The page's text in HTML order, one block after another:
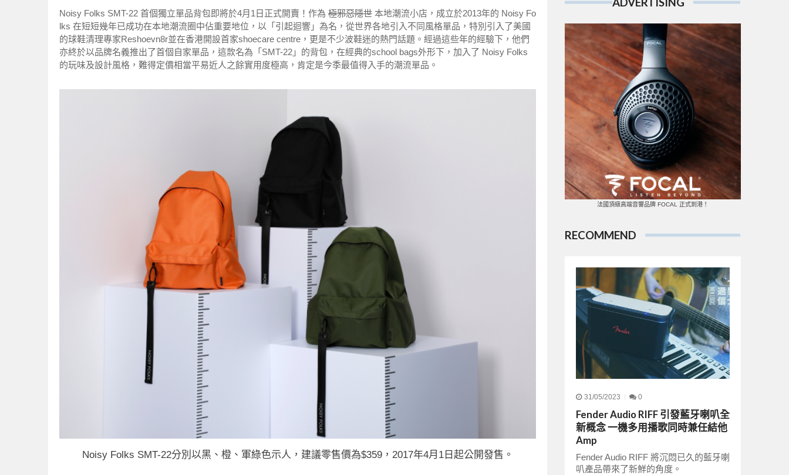
Noisy Folks SMT-22 首個獨立單品背包即將於4月1日正式開賣！作為極邪惡隱世本地潮流小店，成立於2013年的 Noisy Fo
lks 在短短幾年已成功在本地潮流圈中佔重要地位，以「引起迴響」為名，從世界各地引入不同風格單品，特別引入了美國
的球鞋清理專家Reshoevn8r並在香港開設首家shoecare centre，更是不少波鞋迷的熱門話題。經過這些年的經驗下，他們
亦終於以品牌名義推出了首個自家單品，這款名為「SMT-22」的背包，在經典的school bags外形下，加入了 Noisy Folks
的玩味及設計風格，難得定價相當平易近人之餘實用度極高，肯定是今季最值得入手的潮流單品。
Noisy Folks SMT-22分別以黑、橙、軍綠色示人，建議零售價為$359，2017年4月1日起公開發售。
法國頂級高端音響品牌 FOCAL 正式到港！
RECOMMEND
31/05/2023 0
Fender Audio RIFF 引發藍牙喇叭全
新概念 一機多用播歌同時兼任結他
Amp
Fender Audio RIFF 將沉悶已久的藍牙喇
叭產品帶來了新鮮的角度。